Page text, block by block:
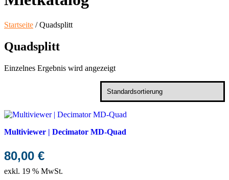
Startseite / Quadsplitt
Quadsplitt
Einzelnes Ergebnis wird angezeigt
Multiviewer | Decimator MD-Quad
80,00 €
exkl. 19 % MwSt.